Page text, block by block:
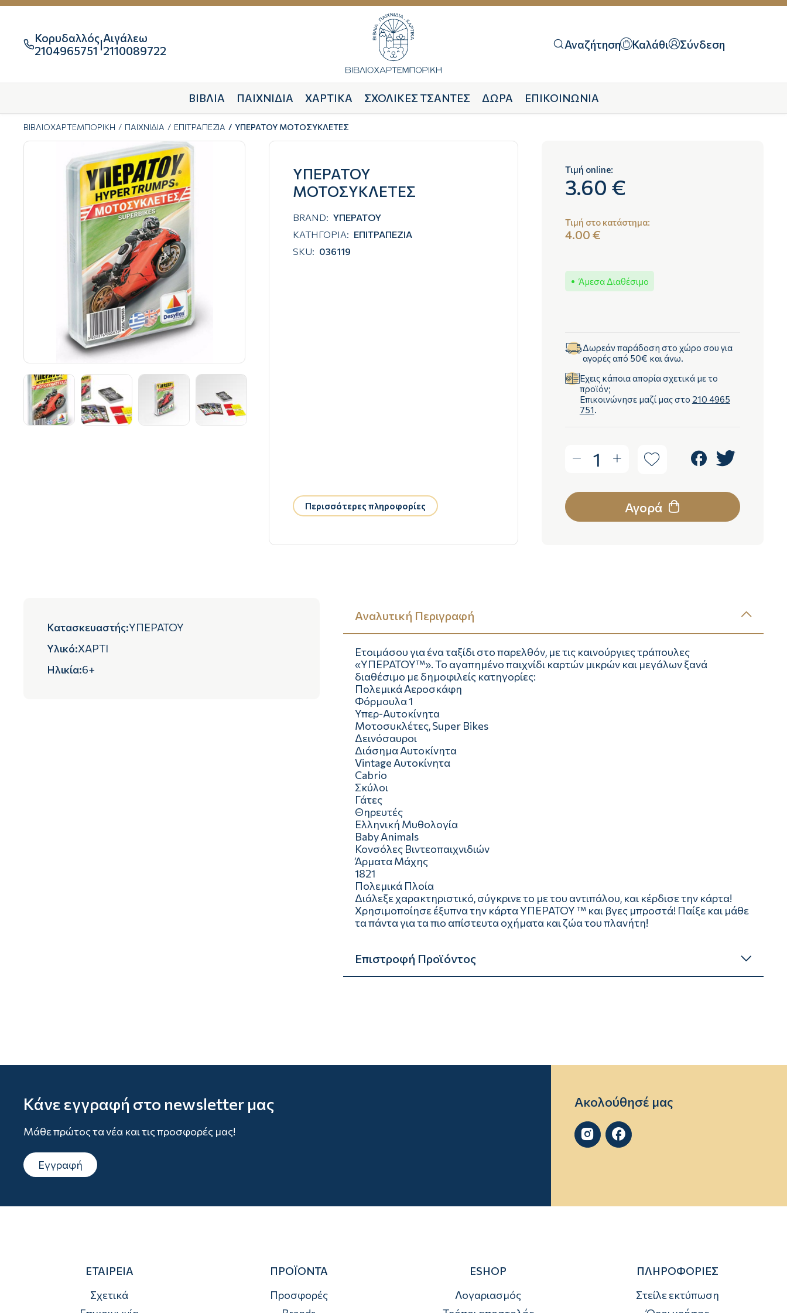
Κορυδαλλός
2104965751 |Αιγάλεω
2110089722
Αναζήτηση Καλάθι Σύνδεση
ΒΙΒΛΙΑ ΠΑΙΧΝΙΔΙΑ ΧΑΡΤΙΚΑ ΣΧΟΛΙΚΕΣ ΤΣΑΝΤΕΣ ΔΩΡΑ ΕΠΙΚΟΙΝΩΝΙΑ
ΒΙΒΛΙΟΧΑΡΤΕΜΠΟΡΙΚΗ ΠΑΙΧΝΙΔΙΑ ΕΠΙΤΡΑΠΕΖΙΑ ΥΠΕΡΑΤΟΥ ΜΟΤΟΣΥΚΛΕΤΕΣ
ΥΠΕΡΑΤΟΥ
ΜΟΤΟΣΥΚΛΕΤΕΣ
BRAND: ΥΠΕΡΑΤΟΥ
ΚΑΤΗΓΟΡΙΑ: ΕΠΙΤΡΑΠΕΖΙΑ
SKU: 036119
Περισσότερες πληροφορίες
Τιμή online:
3.60 €
Τιμή στο κατάστημα:
4.00 €
Άμεσα Διαθέσιμο
Δωρεάν παράδοση στο χώρο σου για
αγορές από 50€ και άνω.
Έχεις κάποια απορία σχετικά με το
προϊόν;
Επικοινώνησε μαζί μας στο 210 4965
751
1
Αγορά
Κατασκευαστής:ΥΠΕΡΑΤΟΥ
Υλικό:ΧΑΡΤΙ
Ηλικία:6+
Αναλυτική Περιγραφή
Ετοιμάσου για ένα ταξίδι στο παρελθόν, με τις καινούργιες τράπουλες
«ΥΠΕΡΑΤΟΥ™». Το αγαπημένο παιχνίδι καρτών μικρών και μεγάλων ξανά
διαθέσιμο με δημοφιλείς κατηγορίες:
Πολεμικά Αεροσκάφη
Φόρμουλα 1
Υπερ-Αυτοκίνητα
Μοτοσυκλέτες, Super Bikes
Δεινόσαυροι
Διάσημα Αυτοκίνητα
Vintage Αυτοκίνητα
Cabrio
Σκύλοι
Γάτες
Θηρευτές
Ελληνική Μυθολογία
Baby Animals
Κονσόλες Βιντεοπαιχνιδιών
Άρματα Μάχης
1821
Πολεμικά Πλοία
Διάλεξε χαρακτηριστικό, σύγκρινε το με του αντιπάλου, και κέρδισε την κάρτα!
Χρησιμοποίησε έξυπνα την κάρτα ΥΠΕΡΑΤΟΥ ™ και βγες μπροστά! Παίξε και μάθε
τα πάντα για τα πιο απίστευτα οχήματα και ζώα του πλανήτη!
Επιστροφή Προϊόντος
Κάνε εγγραφή στο newsletter μας
Μάθε πρώτος τα νέα και τις προσφορές μας!
Εγγραφή
Ακολούθησέ μας
 
ΕΤΑΙΡΕΙΑ
Σχετικά
ΠΡΟΪΟΝΤΑ
Προσφορές
ESHOP
Λογαριασμός
ΠΛΗΡΟΦΟΡΙΕΣ
Στείλε εκτύπωση